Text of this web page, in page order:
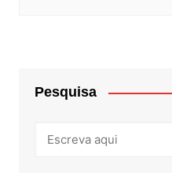
Pesquisa